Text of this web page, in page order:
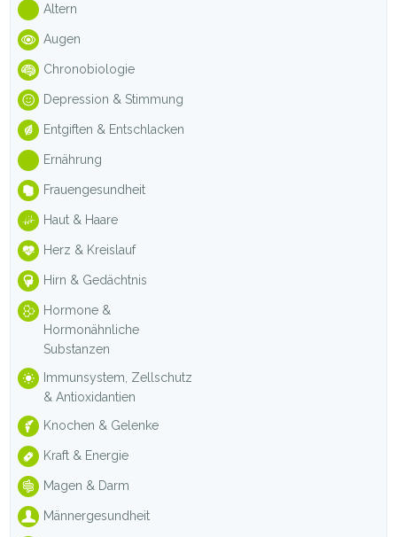
Altern
Augen
Chronobiologie
Depression & Stimmung
Entgiften & Entschlacken
Ernährung
Frauengesundheit
Haut & Haare
Herz & Kreislauf
Hirn & Gedächtnis
Hormone &
Hormonähnliche
Substanzen
Immunsystem, Zellschutz
& Antioxidantien
Knochen & Gelenke
Kraft & Energie
Magen & Darm
Männergesundheit